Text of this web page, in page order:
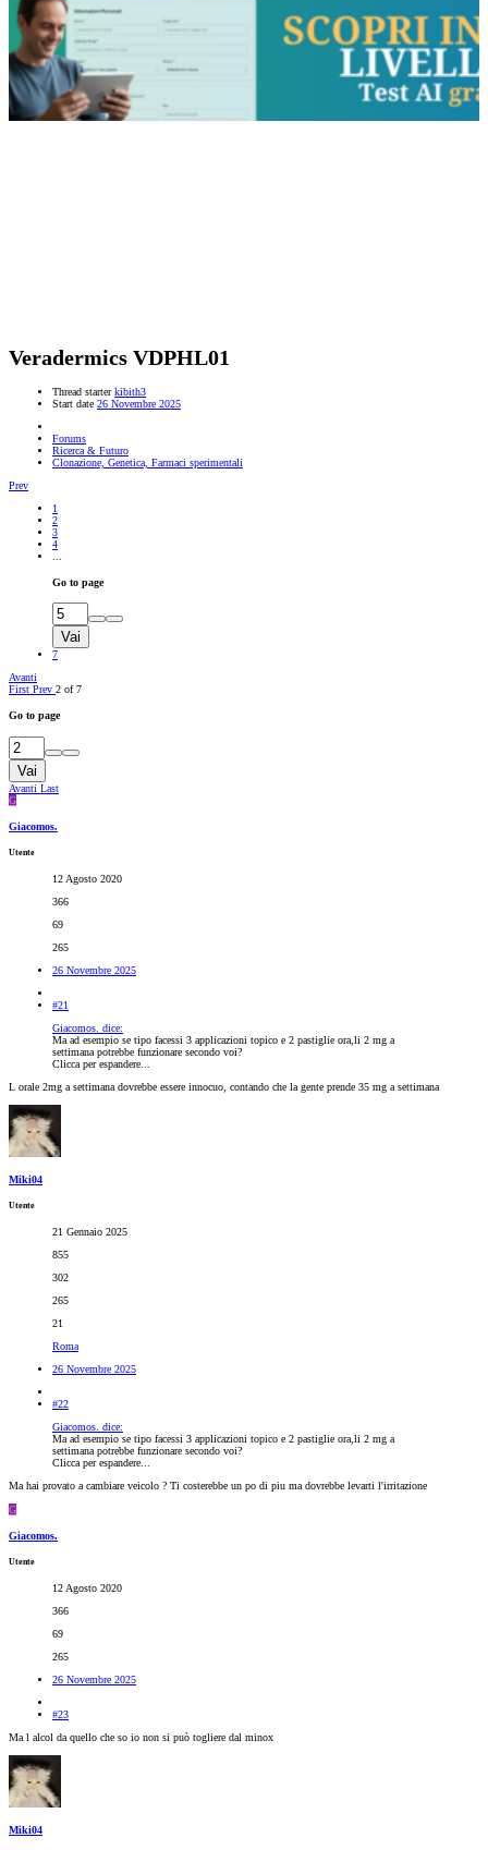
Veradermics VDPHL01
Thread starter kibith3
Start date 26 Novembre 2025
Forums
Ricerca & Futuro
Clonazione, Genetica, Farmaci sperimentali
Prev
1
2
3
4
Go to page
Vai
7
Avanti
First Prev 2 of 7
Go to page
Vai
Avanti Last
G
Giacomos.
Utente
12 Agosto 2020
366
69
265
26 Novembre 2025
#21
Giacomos. dice:
Ma ad esempio se tipo facessi 3 applicazioni topico e 2 pastiglie ora,li 2 mg a
settimana potrebbe funzionare secondo voi?
Clicca per espandere...
L orale 2mg a settimana dovrebbe essere innocuo, contando che la gente prende 35 mg a settimana
Miki04
Utente
21 Gennaio 2025
855
302
265
21
Roma
26 Novembre 2025
#22
Giacomos. dice:
Ma ad esempio se tipo facessi 3 applicazioni topico e 2 pastiglie ora,li 2 mg a
settimana potrebbe funzionare secondo voi?
Clicca per espandere...
Ma hai provato a cambiare veicolo ? Ti costerebbe un po di piu ma dovrebbe levarti l'irritazione
G
Giacomos.
Utente
12 Agosto 2020
366
69
265
26 Novembre 2025
#23
Ma l alcol da quello che so io non si può togliere dal minox
Miki04